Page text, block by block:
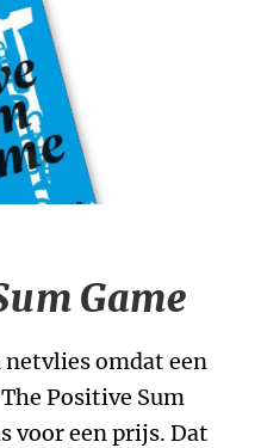
Game
omdat een
Positive Sum
voor een prijs. Dat